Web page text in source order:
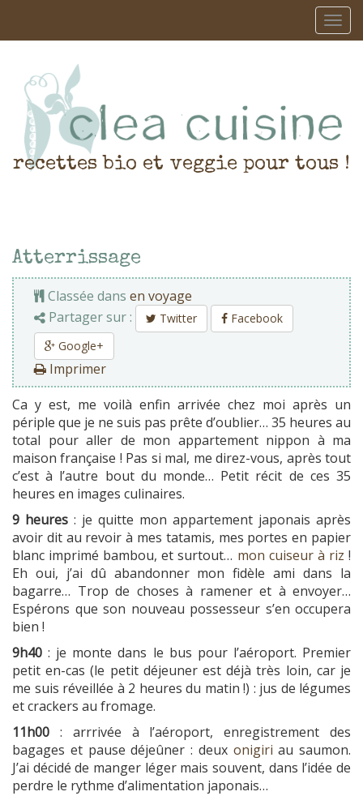
recettes bio et veggie pour tous !
Atterrissage
Classée dans en voyage
Partager sur :
Twitter
Facebook
Google+
Imprimer
Ca y est, me voilà enfin arrivée chez moi après un
périple que je ne suis pas prête d’oublier… 35 heures au
total pour aller de mon appartement nippon à ma
maison française ! Pas si mal, me direz-vous, après tout
c’est à l’autre bout du monde… Petit récit de ces 35
heures en images culinaires.
9 heures : je quitte mon appartement japonais après
avoir dit au revoir à mes tatamis, mes portes en papier
blanc imprimé bambou, et surtout… mon cuiseur à riz !
Eh oui, j’ai dû abandonner mon fidèle ami dans la
bagarre… Trop de choses à ramener et à envoyer…
Espérons que son nouveau possesseur s’en occupera
bien !
9h40 : je monte dans le bus pour l’aéroport. Premier
petit en-cas (le petit déjeuner est déjà très loin, car je
me suis réveillée à 2 heures du matin !) : jus de légumes
et crackers au fromage.
11h00 : arrrivée à l’aéroport, enregistrement des
bagages et pause déjeûner : deux onigiriau saumon.
J’ai décidé de manger léger mais souvent, dans l’idée de
perdre le rythme d’alimentation japonais…